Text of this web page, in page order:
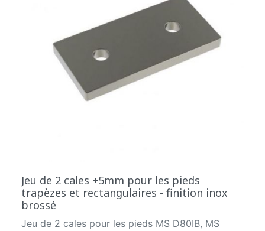
Jeu de 2 cales +5mm pour les pieds
trapèzes et rectangulaires - finition inox
brossé
Jeu de 2 cales pour les pieds MS D80IB, MS